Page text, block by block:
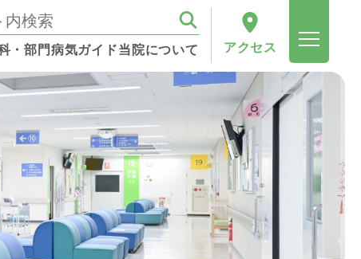
・部門病気ガイド当院について アクセス